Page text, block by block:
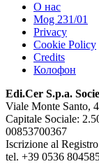
О нас
Mog 231/01
Privacy
Cookie Policy
Credits
Колофон
Edi.Cer S.p.a.
Viale Monte Santo,
Capitale Sociale:
00853700367
Iscrizione al
tel. +39 0536